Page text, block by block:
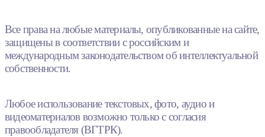
Все права на любые материалы, опубликованные на сайте,
защищены в соответствии с российским и
международным законодательством об интеллектуальной
собственности.
Любое использование текстовых, фото, аудио и
видеоматериалов возможно только с согласия
правообладателя (ВГТРК).